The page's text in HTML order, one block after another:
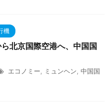
機
北京国際空港へ、中国国
エコノミー ミュンヘン 中国国